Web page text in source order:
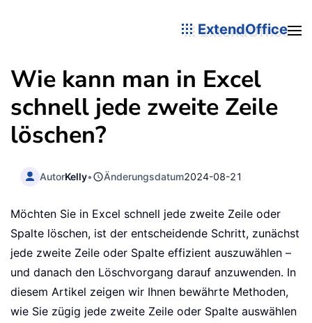
ExtendOffice
Wie kann man in Excel
schnell jede zweite Zeile
löschen?
AutorKelly• Änderungsdatum2024-08-21
Möchten Sie in Excel schnell jede zweite Zeile oder
Spalte löschen, ist der entscheidende Schritt, zunächst
jede zweite Zeile oder Spalte effizient auszuwählen –
und danach den Löschvorgang darauf anzuwenden. In
diesem Artikel zeigen wir Ihnen bewährte Methoden,
wie Sie zügig jede zweite Zeile oder Spalte auswählen